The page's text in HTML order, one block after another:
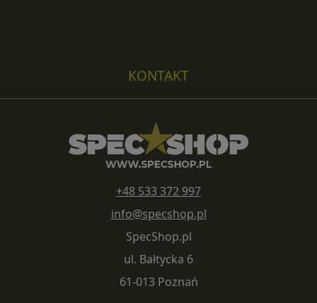
KONTAKT
+48 533 372 997
info@specshop.pl
SpecShop.pl
ul. Bałtycka 6
61-013 Poznań